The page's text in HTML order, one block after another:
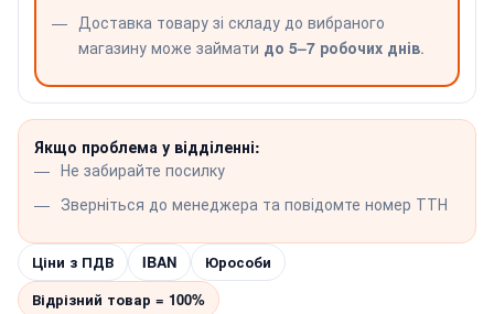
Доставка товару зі складу до вибраного
магазину може займати до 5–7 робочих днів.
Якщо проблема у відділенні:
Не забирайте посилку
Зверніться до менеджера та повідомте номер ТТН
Ціни з ПДВ IBAN
Юрособи
Відрізний товар = 100%